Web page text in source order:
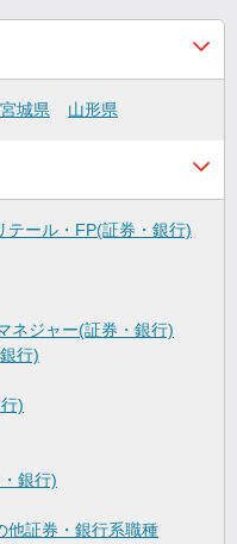
宮城県 山形県
テール・FP(証券・銀行)
ネジャー(証券・銀行)
行)
)
銀行)
他証券・銀行系職種